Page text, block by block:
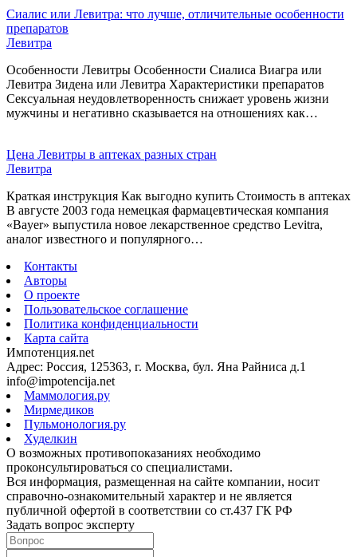
Сиалис или Левитра: что лучше, отличительные особенности
препаратов
Левитра
Особенности Левитры Особенности Сиалиса Виагра или
Левитра Зидена или Левитра Характеристики препаратов
Сексуальная неудовлетворенность снижает уровень жизни
мужчины и негативно сказывается на отношениях как…
Цена Левитры в аптеках разных стран
Левитра
Краткая инструкция Как выгодно купить Стоимость в аптеках
В августе 2003 года немецкая фармацевтическая компания
«Bayer» выпустила новое лекарственное средство Levitra,
аналог известного и популярного…
Контакты
Авторы
О проекте
Пользовательское соглашение
Политика конфиденциальности
Карта сайта
Импотенция.net
Адрес: Россия, 125363, г. Москва, бул. Яна Райниса д.1
info@impotencija.net
Маммология.ру
Мирмедиков
Пульмонология.ру
Худелкин
О возможных противопоказаниях необходимо
проконсультироваться со специалистами.
Вся информация, размещенная на сайте компании, носит
справочно-ознакомительный характер и не является
публичной офертой в соответствии со ст.437 ГК РФ
Задать вопрос эксперту